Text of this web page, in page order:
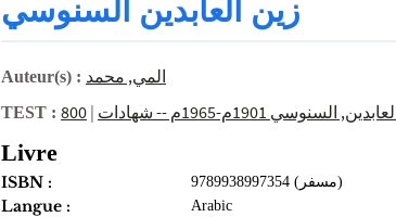
زين العابدين السنوسي
Auteur(s) : المي‏, ‏محمد‏
TEST : ‏السنوسي ‏1901م-1965م -- ‏شهادات‏ |
Livre
ISBN : 9789938997354 (مسفر)
Langue : Arabic